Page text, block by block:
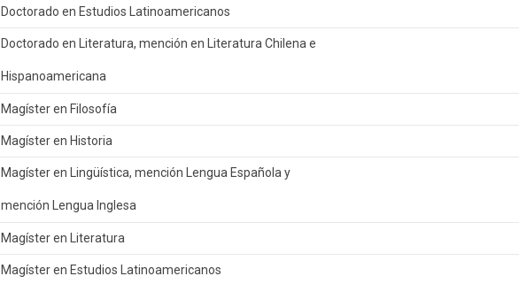
Doctorado en Estudios Latinoamericanos
Doctorado en Literatura, mención en Literatura Chilena e
Hispanoamericana
Magíster en Filosofía
Magíster en Historia
Magíster en Lingüística, mención Lengua Española y
mención Lengua Inglesa
Magíster en Literatura
Magíster en Estudios Latinoamericanos